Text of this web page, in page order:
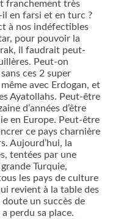
franchement très
en farsi et en turc ?
à nos indéfectibles
pour pouvoir la
il faudrait peut-
Peut-on
ces 2 super
avec Erdogan, et
Ayatollahs. Peut-être
d’années d’être
en Europe. Peut-être
ce pays charnière
Aujourd’hui, la
tentées par une
Turquie,
les pays de culture
revient à la table des
doute un succès de
perdu sa place.